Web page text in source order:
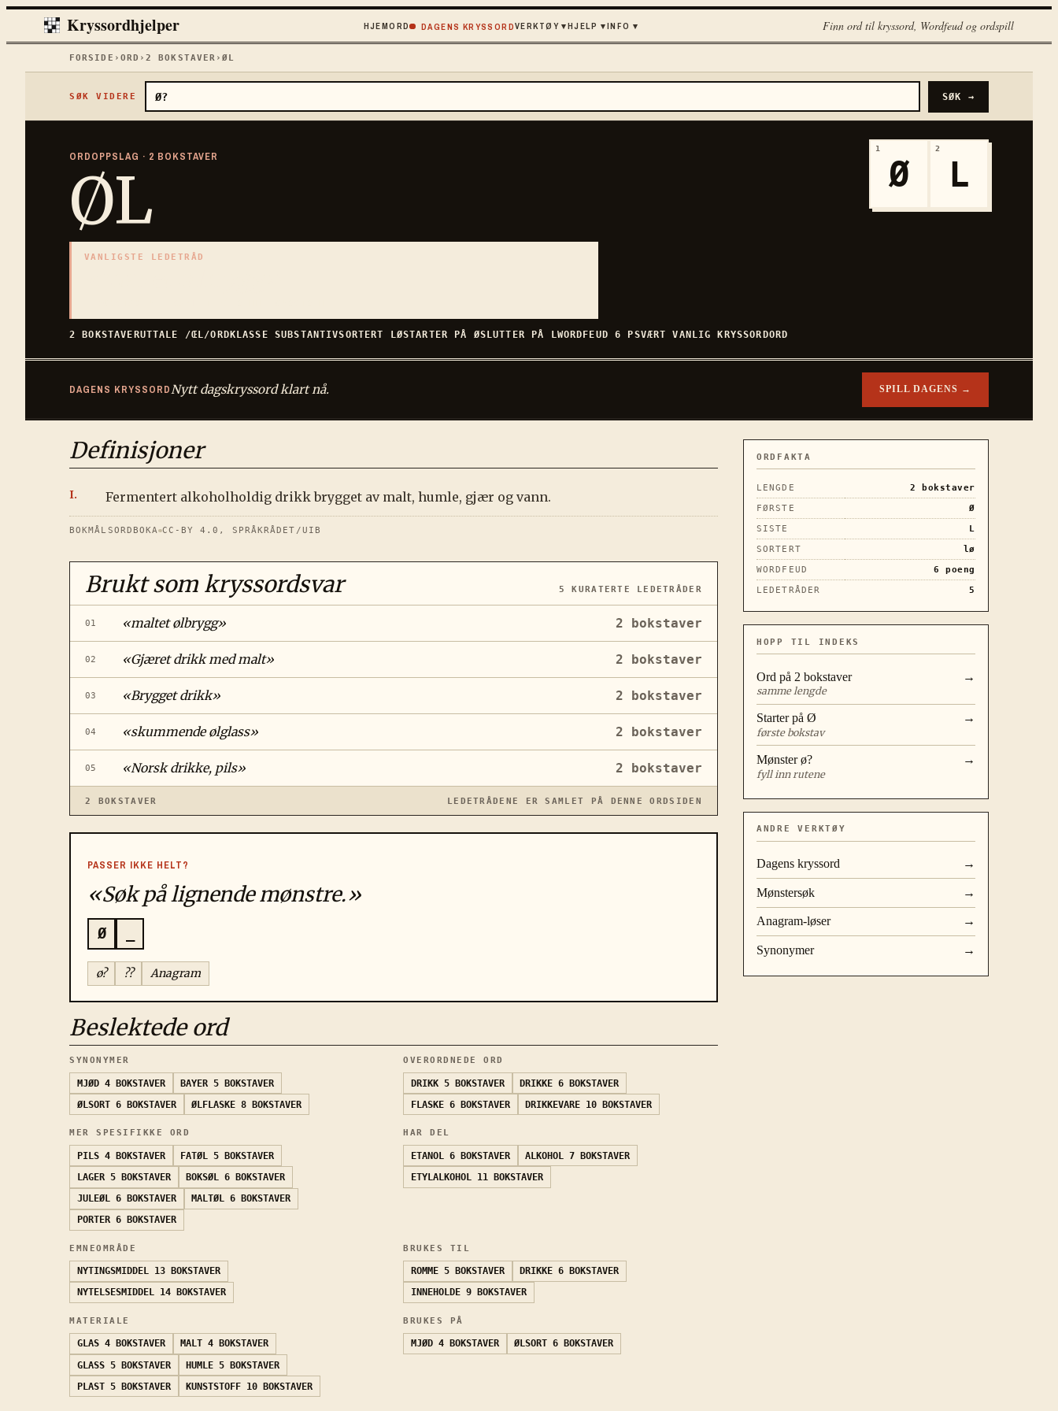
Kryssordhjelper HJEMORD DAGENS KRYSSORDVERKTØY▾HJELP ▾INFO ▾ Finn ord til kryssord, Wordfeud og ordspill
FORSIDE › ORD ›2 BOKSTAVER ›ØL
SØK VIDERE SØK →
ORDOPPSLAG · 2 BOKSTAVER
ØL
VANLIGSTE LEDETRÅD
2 BOKSTAVERUTTALE /ŒL/ORDKLASSE SUBSTANTIVSORTERT LØSTARTER PÅ ØSLUTTER PÅ LWORDFEUD6 PSVÆRT VANLIG KRYSSORDORD
1
Ø
2
L
DAGENS KRYSSORDNytt dagskryssord klart nå. SPILL DAGENS →
Definisjoner
Fermentert alkoholholdig drikk brygget av malt, humle, gjær og vann.
BOKMÅLSORDBOKA CC-BY 4.0, SPRÅKRÅDET/UIB
Brukt som kryssordsvar 5 KURATERTE LEDETRÅDER
01 «maltet ølbrygg» 2 bokstaver
02 «Gjæret drikk med malt» 2 bokstaver
03 «Brygget drikk» 2 bokstaver
04 «skummende ølglass» 2 bokstaver
05 «Norsk drikke, pils» 2 bokstaver
2 BOKSTAVER LEDETRÅDENE ER SAMLET PÅ DENNE ORDSIDEN
PASSER IKKE HELT?
«Søk på lignende mønstre.»
Ø
ø? ?? Anagram
Beslektede ord
SYNONYMER
MJØD 4 BOKSTAVER BAYER 5 BOKSTAVER
ØLSORT 6 BOKSTAVER ØLFLASKE 8 BOKSTAVER
OVERORDNEDE ORD
DRIKK 5 BOKSTAVER DRIKKE 6 BOKSTAVER
FLASKE 6 BOKSTAVER DRIKKEVARE 10 BOKSTAVER
MER SPESIFIKKE ORD
PILS 4 BOKSTAVER FATØL
5 BOKSTAVER
LAGER 5 BOKSTAVER BOKSØL 6 BOKSTAVER
JULEØL 6 BOKSTAVER MALTØL 6 BOKSTAVER
PORTER 6 BOKSTAVER
HAR DEL
ETANOL 6 BOKSTAVER ALKOHOL
7 BOKSTAVER
ETYLALKOHOL 11 BOKSTAVER
EMNEOMRÅDE
NYTINGSMIDDEL 13 BOKSTAVER
NYTELSESMIDDEL 14 BOKSTAVER
BRUKES TIL
ROMME 5 BOKSTAVER DRIKKE 6 BOKSTAVER
INNEHOLDE 9 BOKSTAVER
MATERIALE
GLAS 4 BOKSTAVER MALT 4 BOKSTAVER
GLASS 5 BOKSTAVER HUMLE 5 BOKSTAVER
PLAST 5 BOKSTAVER KUNSTSTOFF 10 BOKSTAVER
BRUKES PÅ
MJØD 4 BOKSTAVER ØLSORT 6 BOKSTAVER
ORDFAKTA
LENGDE 2
bokstaver
FØRSTE
Ø
SISTE
L
SORTERT
lø
WORDFEUD
6
poeng
LEDETRÅDER
5
HOPP TIL INDEKS
Ord på 2 bokstaver
samme lengde
→
Starter på Ø
første bokstav
→
Mønsterø?
fyll inn rutene
→
ANDRE VERKTØY
Dagens kryssord →
Mønstersøk →
Anagram-løser →
Synonymer →